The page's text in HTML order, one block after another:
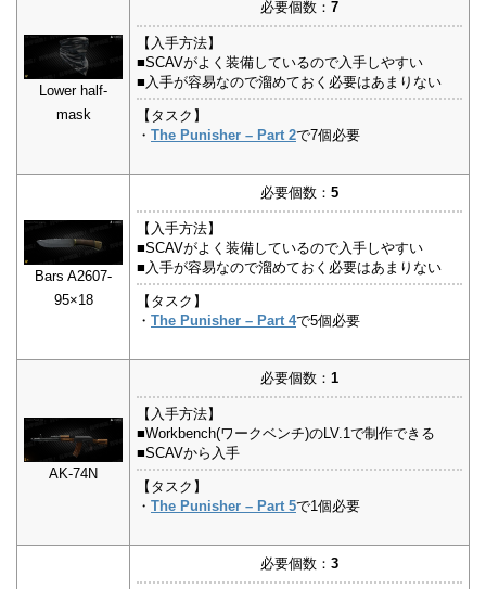
Lower half-
mask
必要個数： 7
【入手方法】
■SCAVがよく装備しているので入手しやすい
■入手が容易なので溜めておく必要はあまりない
【タスク】
・ The Punisher – Part 2で7個必要
Bars A2607-
95×18
必要個数： 5
【入手方法】
■SCAVがよく装備しているので入手しやすい
■入手が容易なので溜めておく必要はあまりない
【タスク】
・ The Punisher – Part 4で5個必要
AK-74N
必要個数： 1
【入手方法】
■Workbench(ワークベンチ)のLV.1で制作できる
■SCAVから入手
【タスク】
・ The Punisher – Part 5で1個必要
必要個数： 3